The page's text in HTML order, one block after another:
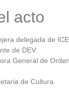
acto
delegada de
de DEV.
General de
de Cultura.